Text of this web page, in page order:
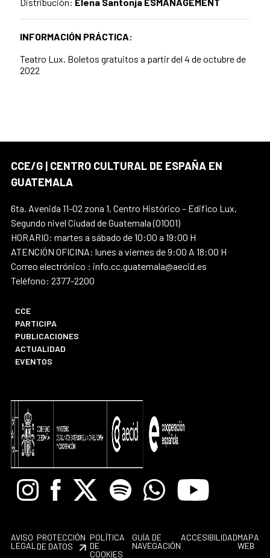
Distribución: Elena Santonja ESMANAGEMENT
INFORMACIÓN PRÁCTICA:
Teatro Lux. Boletos gratuitos a partir del 4 de octubre de
2022
CCE/G | CENTRO CULTURAL DE ESPAÑA EN
GUATEMALA
6ta. Avenida 11-02 zona 1, Centro Histórico – Edifico Lux,
Segundo nivel Ciudad de Guatemala (01001)
HORARIO: martes a sábado de 10:00 a 19:00 H
ATENCIÓN OFICINA: lunes a viernes de 9:00 A 18:00 H
Correo electrónico : info.cc.guatemala@aecid.es
Teléfono: 2377-2200
CCE
PARTICIPA
PUBLICACIONES
ACTUALIDAD
EVENTOS
InstagramFacebook
X Spotify WhatsappYoutube
AVISO
LEGAL
PROTECCIÓN
DE DATOS
POLÍTICA
DE
COOKIES
GUÍA DE
NAVEGACIÓN
ACCESIBILIDADMAPA
WEB